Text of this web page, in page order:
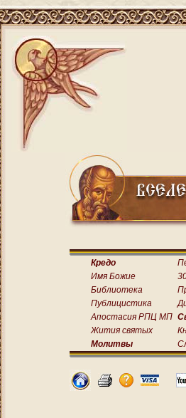
Кредо
Имя Божие
Библиотека
Публицистика
Апостасия РПЦ МП
Жития святых
Молитвы